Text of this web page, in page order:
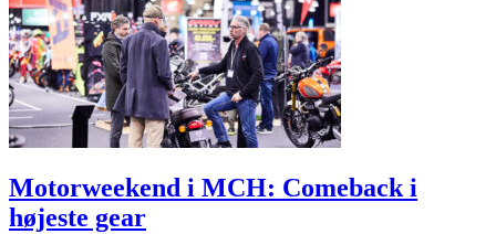
Motorweekend i MCH: Comeback i
højeste gear